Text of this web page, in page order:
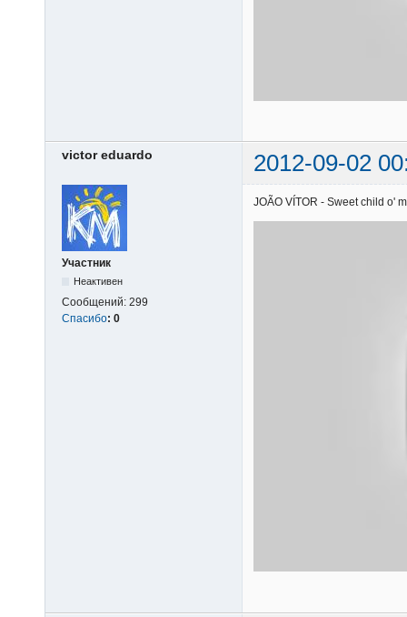
victor eduardo 2012-09-02
Участник
Неактивен
Сообщений: 299
Спасибо: 0
JOÃO VÍTOR - Sweet child o'